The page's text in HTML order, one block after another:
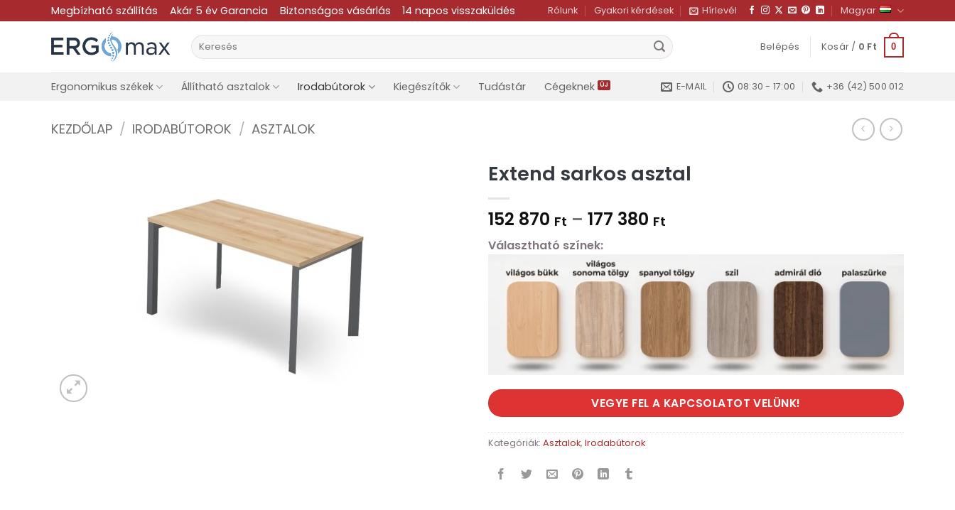
to
Megbízható szállítás Akár 5 év Garancia Biztonságos vásárlás 14 napos visszaküldés Rólunk Gyakori kérdések Hírlevél Magyar
Keresés
a
Belépés Kosár / 0 Ft 0
Ergonomikus székek Állítható asztalok Irodabútorok Kiegészítők Tudástár Cégeknek E-MAIL 08:30 - 17:00 +36 (42) 500 012
KEZDŐLAP / IRODABÚTOROK / ASZTALOK
Extend sarkos asztal
152 870 Ft – 177 380 Ft
Választható színek:
VEGYE FEL A KAPCSOLATOT VELÜNK!
Kategóriák: Asztalok, Irodabútorok